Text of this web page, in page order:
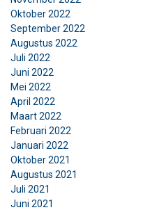
Oktober 2022
September 2022
Augustus 2022
Juli 2022
Juni 2022
Mei 2022
April 2022
Maart 2022
Februari 2022
Januari 2022
Oktober 2021
Augustus 2021
Juli 2021
Juni 2021